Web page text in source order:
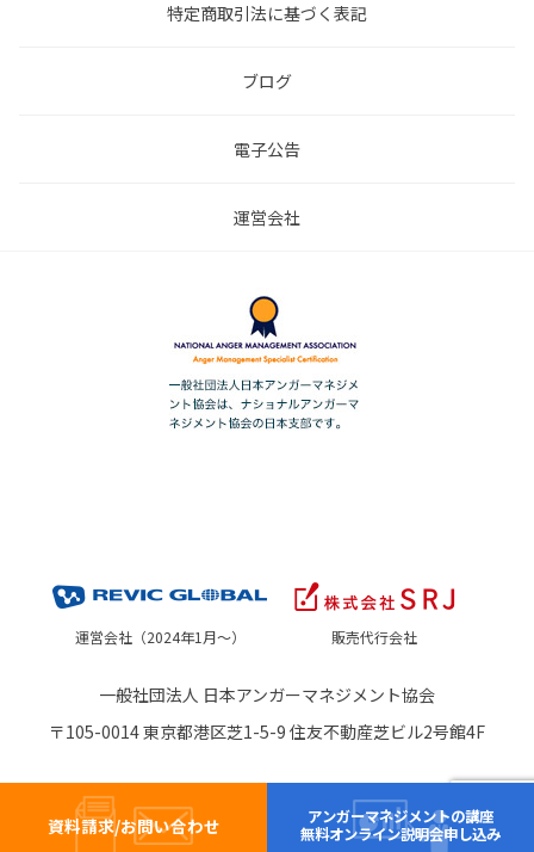
特定商取引法に基づく表記
ブログ
電子公告
運営会社
資料請求/お問い合わせ
アンガーマネジメントの講座
無料オンライン説明会申し込み